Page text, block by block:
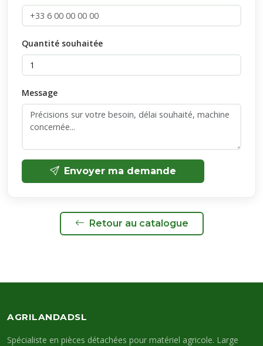
Quantité souhaitée
Message
Envoyer ma demande
Retour au catalogue
AGRILANDADSL
Spécialiste en pièces détachées pour matériel agricole. Large